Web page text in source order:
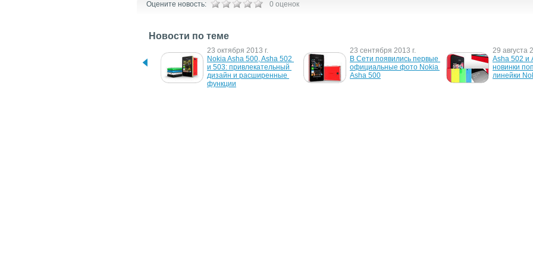
Оцените новость: 0 оценок
Новости по теме
Asha 230, 500, 501, 502 и
503 получили обновление
23 октября 2013 г.
Nokia Asha 500, Asha 502
и 503: привлекательный
дизайн и расширенные
функции
23 сентября 2013 г.
В Сети появились первые
официальные фото Nokia
Asha 500
29 августа
Asha 502 и
новинки
линейки